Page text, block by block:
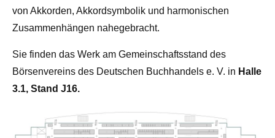
von Akkorden, Akkordsymbolik und harmonischen
Zusammenhängen nahegebracht.
Sie finden das Werk am Gemeinschaftsstand des
Börsenvereins des Deutschen Buchhandels e. V. in Halle
3.1, Stand J16.